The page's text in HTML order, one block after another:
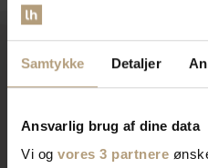
Samtykke Detaljer
Ansvarlig brug af dine data
Vi og vores 3 partnere
indretning af